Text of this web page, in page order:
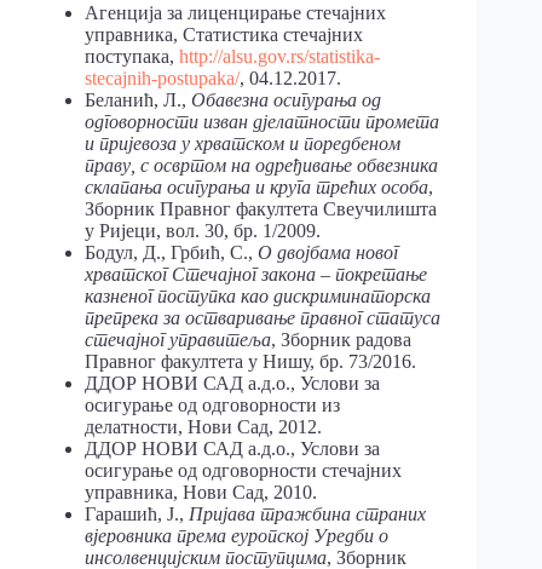
Агенција за лиценцирање стечајних
управника, Статистика стечајних
поступака, http://alsu.gov.rs/statistika-
stecajnih-postupaka/, 04.12.2017.
Беланић, Л., Обавезна осигурања од
одговорности изван дјелатности промета
и пријевоза у хрватском и поредбеном
праву, с освртом на одређивање обвезника
склапања осигурања и круга трећих особа,
Зборник Правног факултета Свеучилишта
у Ријеци, вол. 30, бр. 1/2009.
Бодул, Д., Грбић, С., О двојбама новог
хрватског Стечајног закона – покретање
казненог поступка као дискриминаторска
препрека за остваривање правног статуса
стечајног управитеља, Зборник радова
Правног факултета у Нишу, бр. 73/2016.
ДДОР НОВИ САД а.д.о., Услови за
осигурање од одговорности из
делатности, Нови Сад, 2012.
ДДОР НОВИ САД а.д.о., Услови за
осигурање од одговорности стечајних
управника, Нови Сад, 2010.
Гарашић, Ј., Пријава тражбина страних
вјеровника према еуропској Уредби о
инсолвенцијским поступцима, Зборник